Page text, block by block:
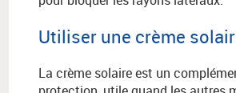
Utiliser une crème
La crème solaire est un